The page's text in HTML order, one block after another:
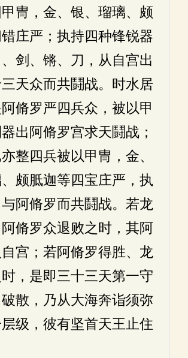
冑，金、银、瑠璃、颇
庄严；执持四种锋锐器
剑、锵、刀，从自宫出
天众而共鬪战。时水居
脩罗严四兵众，被以甲
出阿脩罗宫求天鬪战；
整四兵被以甲冑，金、
颇胝迦等四宝庄严，执
阿脩罗而共鬪战。若龙
脩罗众退败之时，其阿
宫；若阿脩罗得胜、龙
，是即三十三天第一守
散，乃从大海奔诣须弥
级，彼有坚首天王止住